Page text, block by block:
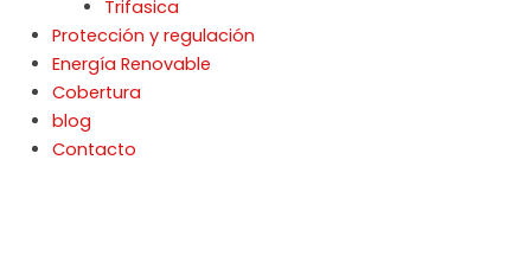
Trifasica
Protección y regulación
Energía Renovable
Cobertura
blog
Contacto